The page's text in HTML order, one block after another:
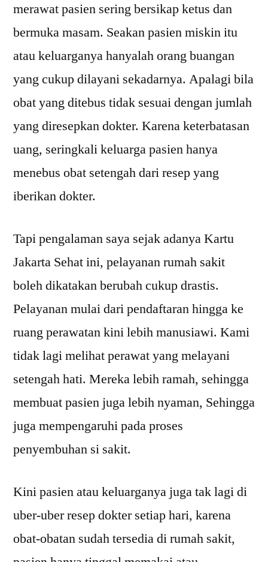
merawat pasien sering bersikap ketus dan
bermuka masam. Seakan pasien miskin itu
atau keluarganya hanyalah orang buangan
yang cukup dilayani sekadarnya. Apalagi bila
obat yang ditebus tidak sesuai dengan jumlah
yang diresepkan dokter. Karena keterbatasan
uang, seringkali keluarga pasien hanya
menebus obat setengah dari resep yang
iberikan dokter.
Tapi pengalaman saya sejak adanya Kartu
Jakarta Sehat ini, pelayanan rumah sakit
boleh dikatakan berubah cukup drastis.
Pelayanan mulai dari pendaftaran hingga ke
ruang perawatan kini lebih manusiawi. Kami
tidak lagi melihat perawat yang melayani
setengah hati. Mereka lebih ramah, sehingga
membuat pasien juga lebih nyaman, Sehingga
juga mempengaruhi pada proses
penyembuhan si sakit.
Kini pasien atau keluarganya juga tak lagi di
uber-uber resep dokter setiap hari, karena
obat-obatan sudah tersedia di rumah sakit,